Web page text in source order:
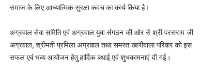
समाज के लिए आध्यात्मिक सुरक्षा कवच का कार्य किया है।
अग्रवाल सेवा समिति एवं अग्रवाल युवा संगठन की ओर से श्री परसराम जी
अग्रवाल, श्रीमती प्रमिला अग्रवाल तथा समस्त खारीवाला परिवार को इस
सफल एवं भव्य आयोजन हेतु हार्दिक बधाई एवं शुभकामनाएं दी गईं।